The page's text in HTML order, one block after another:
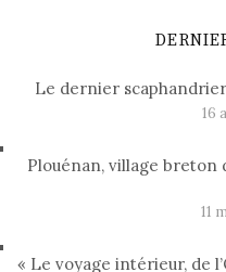
Le dernier
16
Plouénan, village breton
11
« Le voyage intérieur, de